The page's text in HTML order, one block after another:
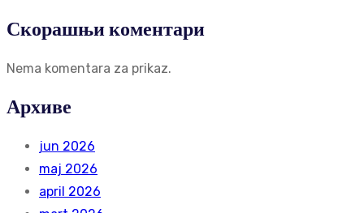
Скорашњи коментари
Nema komentara za prikaz.
Архиве
jun 2026
maj 2026
april 2026